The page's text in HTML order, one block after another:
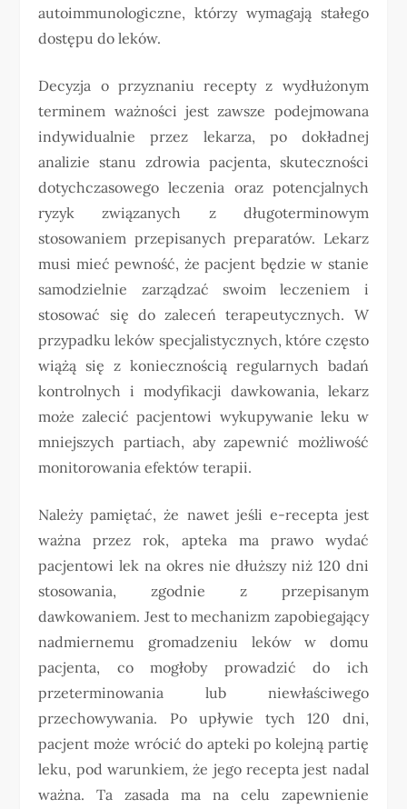
autoimmunologiczne, którzy wymagają stałego
dostępu do leków.
Decyzja o przyznaniu recepty z wydłużonym
terminem ważności jest zawsze podejmowana
indywidualnie przez lekarza, po dokładnej
analizie stanu zdrowia pacjenta, skuteczności
dotychczasowego leczenia oraz potencjalnych
ryzyk związanych z długoterminowym
stosowaniem przepisanych preparatów. Lekarz
musi mieć pewność, że pacjent będzie w stanie
samodzielnie zarządzać swoim leczeniem i
stosować się do zaleceń terapeutycznych. W
przypadku leków specjalistycznych, które często
wiążą się z koniecznością regularnych badań
kontrolnych i modyfikacji dawkowania, lekarz
może zalecić pacjentowi wykupywanie leku w
mniejszych partiach, aby zapewnić możliwość
monitorowania efektów terapii.
Należy pamiętać, że nawet jeśli e-recepta jest
ważna przez rok, apteka ma prawo wydać
pacjentowi lek na okres nie dłuższy niż 120 dni
stosowania, zgodnie z przepisanym
dawkowaniem. Jest to mechanizm zapobiegający
nadmiernemu gromadzeniu leków w domu
pacjenta, co mogłoby prowadzić do ich
przeterminowania lub niewłaściwego
przechowywania. Po upływie tych 120 dni,
pacjent może wrócić do apteki po kolejną partię
leku, pod warunkiem, że jego recepta jest nadal
ważna. Ta zasada ma na celu zapewnienie